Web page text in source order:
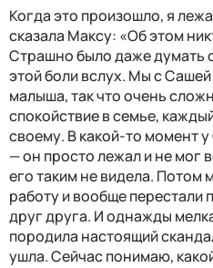
Когда это произошло, я
сказала Максу: «Об этом
Страшно было даже думать
этой боли вслух. Мы с
малыша, так что очень
спокойствие в семье,
своему. В какой-то момент
— он просто лежал и не мог
его таким не видела. Потом
работу и вообще перестали
друг друга. И однажды
породила настоящий
ушла. Сейчас понимаю,